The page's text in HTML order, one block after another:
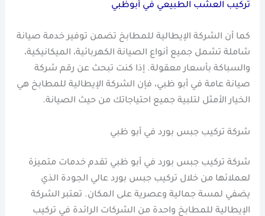
تركيب العشب الطبيعي في أبوظبي
كما أن الشركة الإيطالية للمطابخ تضمن توفير خدمة صيانة
شاملة تشمل جميع أنواع الصيانة الكهربائية، الميكانيكية،
والسباكة بأسعار معقولة. إذا كنت تبحث عن رقم شركة
صيانة عامة في أبو ظبي، فإن الشركة الإيطالية للمطابخ هي
الخيار الأمثل لتلبية جميع احتياجاتك من حيث الصيانة.
شركة تركيب جبس بورد في أبو ظبي
شركة تركيب جبس بورد في أبو ظبي تقدم خدمات متميزة
لعملائها من خلال تركيب جبس بورد عالي الجودة الذي
يضفي لمسة جمالية وعصرية على المكان. تعتبر الشركة
الإيطالية للمطابخ واحدة من الشركات الرائدة في تركيب